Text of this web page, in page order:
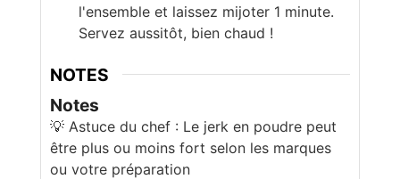
l'ensemble et laissez mijoter 1 minute.
Servez aussitôt, bien chaud !
NOTES
Notes
💡 Astuce du chef : Le jerk en poudre peut
être plus ou moins fort selon les marques
ou votre préparation